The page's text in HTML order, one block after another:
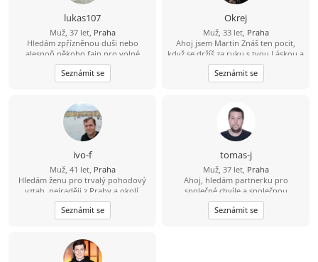
lukas107
Muž, 37 let, Praha
Hledám zpřízněnou duši nebo
alespoň někoho fajn pro volné
chvíle. ????
Seznámit se
Okrej
Muž, 33 let, Praha
Ahoj jsem Martin Znáš ten pocit,
když se držíš za ruku s tvou Láskou a
čas jakoby neexistoval? Jsem 23 let,
sympatický, svobodný, muž se
smyslem pro humor a životem
držení za ruce bude pouhá
předzvěst toho nádherného, co s
ním prožije. Miluji večerní
procházky, když slunce zapadá. Mám
oblíbenou trasu kolem Vltavy. A pak
společný návrat s posezením a
večeří v útulné hospůdce by mohlo
být příjemným zakončením hezkého
dne.
Seznámit se
ivo-f
Muž, 41 let, Praha
Hledám ženu pro trvalý pohodový
vztah, nejraději z Prahy a okolí.
Seznámit se
tomas-j
Muž, 37 let, Praha
Ahoj, hledám partnerku pro
společné chvíle a společnou
budoucnost. Rád bych se s někým
seznámil. Věřím, že skutečné
partnerství mezi 2 lidmi existuje. S
Seznámit se